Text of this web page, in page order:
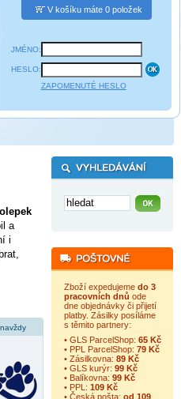
V košíku máte 0 položek
JMÉNO:
HESLO:
ZAPOMENUTÉ HESLO
a
i
Zboží expedujeme do 3
pracovních dnů ode
dne objednávky či přijetí
platby. Zásilky posíláme
s těmito partnery:
• GLS ParcelShop: 65 Kč
• PPL ParcelShop: 79 Kč
• Zásilkovna: 89 Kč
• GLS kurýr: 99 Kč
• Balíkovna: 99 Kč
• PPL: 109 Kč
• Česká pošta: od 109